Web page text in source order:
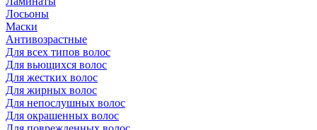
Лосьоны
Маски
Антивозрастные
Для всех типов волос
Для вьющихся волос
Для жестких волос
Для жирных волос
Для непослушных волос
Для окрашенных волос